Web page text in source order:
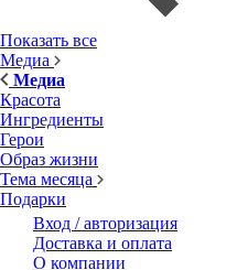
Показать все
Медиа
Медиа
Красота
Ингредиенты
Герои
Образ жизни
Тема месяца
Подарки
Вход / авторизация
Доставка и оплата
О компании